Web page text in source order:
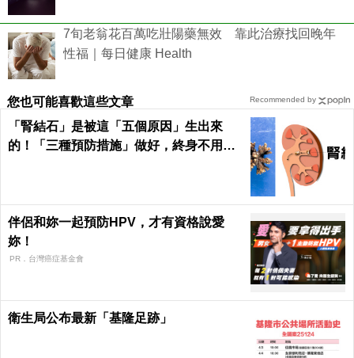
7旬老翁花百萬吃壯陽藥無效 靠此治療找回晚年
性福｜每日健康 Health
您也可能喜歡這些文章
「腎結石」是被這「五個原因」生出來
的！「三種預防措施」做好，終身不用
伴侶和妳一起預防HPV，才有資格說愛
妳！
PR．台灣癌症基金會
衛生局公布最新「基隆足跡」
Recommended by